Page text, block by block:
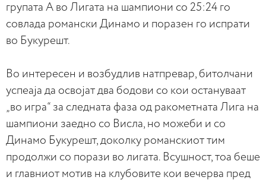
групата А во Лигата на шампиони со 25:24 го
совлада романски Динамо и поразен го испрати
во Букурешт.
Во интересен и возбудлив натпревар, битолчани
успеаја да освојат два бодови со кои остануваат
„во игра“ за следната фаза од ракометната Лига на
шампиони заедно со Висла, но можеби и со
Динамо Букурешт, доколку романскиот тим
продолжи со порази во лигата. Всушност, тоа беше
и главниот мотив на клубовите кои вечерва пред